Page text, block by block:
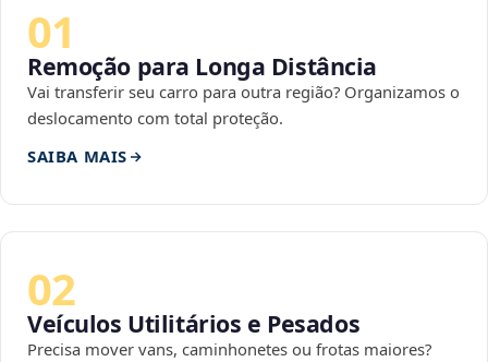
01
Remoção para Longa Distância
Vai transferir seu carro para outra região? Organizamos o
deslocamento com total proteção.
SAIBA MAIS
02
Veículos Utilitários e Pesados
Precisa mover vans, caminhonetes ou frotas maiores?